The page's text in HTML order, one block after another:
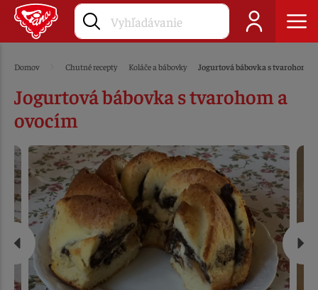
Domov Chutné recepty Koláče a bábovky Jogurtová bábovka s tvarohom a
Jogurtová bábovka s tvarohom a
ovocím